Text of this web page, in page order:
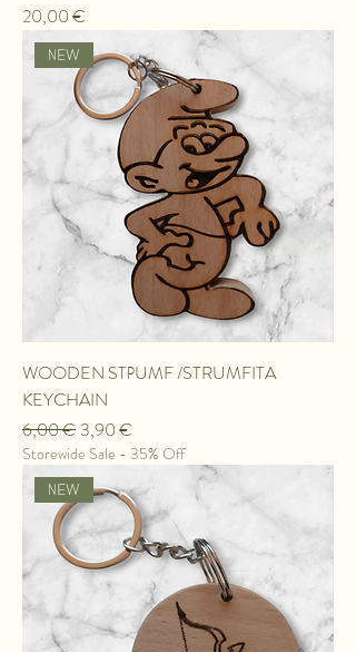
Τιμή
20,00 €
ΝEW
WOODEN STΡUMF /STRUMFITA
KEYCHAIN
Κανονική τιμή
6,00 € Τιμή Έκπτωσης
3,90 €
Storewide Sale - 35% Off
ΝEW